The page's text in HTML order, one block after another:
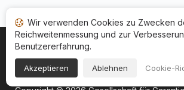
Startseite Ihr Bewertungsstatus
Allgemeine Nutzungsbedingugen
Rechtshinweise
Wir verwenden Cookies zu Zwecken
Reichweitenmessung und zur
Benutzererfahrung.
Akzeptieren Ablehnen Cookie-